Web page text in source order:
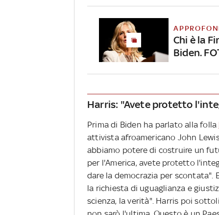
Chi è la
Biden.
Harris: "Avete protetto
Prima di Biden ha parlato alla folla
attivista afroamericano John
abbiamo potere di costruire un
per l'America, avete protetto
dare la democrazia per scontata".
la richiesta di uguaglianza e
scienza, la verità". Harris poi